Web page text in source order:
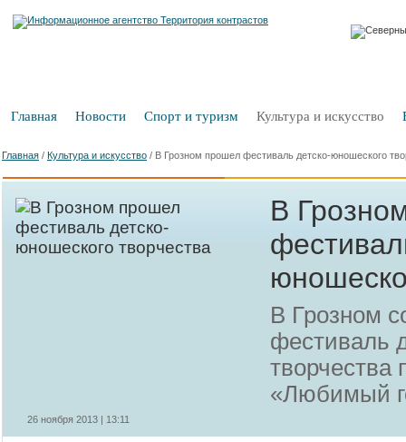
Главная Новости Спорт и туризм Культура и искусство
Главная / Культура и искусство / В Грозном прошел фестиваль детско-юношеского
В
В Грозном
фестиваль
творчества
«Любимый
26 ноября 2013 | 13:11